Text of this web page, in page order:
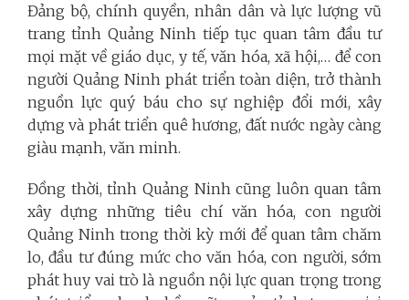
Đảng bộ, chính quyền, nhân dân và lực lượng vũ
trang tỉnh Quảng Ninh tiếp tục quan tâm đầu tư
mọi mặt về giáo dục, y tế, văn hóa, xã hội,… để con
người Quảng Ninh phát triển toàn diện, trở thành
nguồn lực quý báu cho sự nghiệp đổi mới, xây
dựng và phát triển quê hương, đất nước ngày càng
giàu mạnh, văn minh.
Đồng thời, tỉnh Quảng Ninh cũng luôn quan tâm
xây dựng những tiêu chí văn hóa, con người
Quảng Ninh trong thời kỳ mới để quan tâm chăm
lo, đầu tư đúng mức cho văn hóa, con người, sớm
phát huy vai trò là nguồn nội lực quan trọng trong